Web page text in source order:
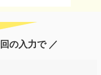
の入力で ／